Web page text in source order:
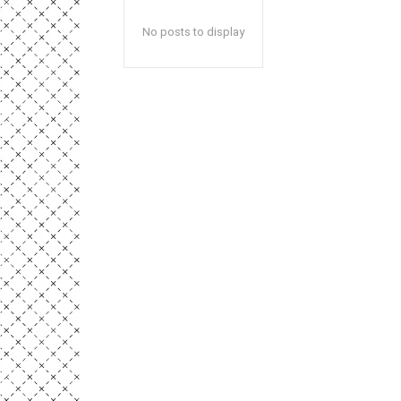
No posts to display